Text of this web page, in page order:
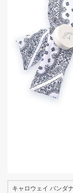
キャロウェイ バンダ